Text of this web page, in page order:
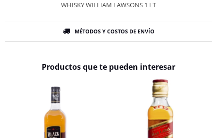
WHISKY WILLIAM LAWSONS 1 LT
MÉTODOS Y COSTOS DE ENVÍO
Productos que te pueden interesar